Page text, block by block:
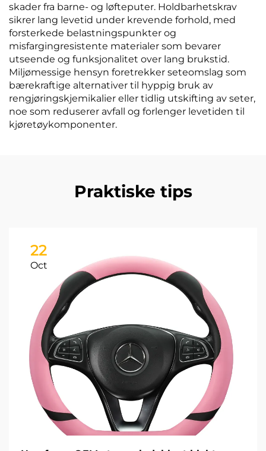
skader fra barne- og løfteputer. Holdbarhetskrav
sikrer lang levetid under krevende forhold, med
forsterkede belastningspunkter og
misfargingresistente materialer som bevarer
utseende og funksjonalitet over lang brukstid.
Miljømessige hensyn foretrekker seteomslag som
bærekraftige alternativer til hyppig bruk av
rengjøringskjemikalier eller tidlig utskifting av seter,
noe som reduserer avfall og forlenger levetiden til
kjøretøykomponenter.
Praktiske tips
22
Oct